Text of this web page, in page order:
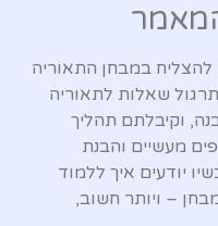
במבחן התאוריה
שאלות לתאוריה
וקיבלתם תהליך
מעשיים והבנת
יודעים איך ללמוד
– ויותר חשוב,